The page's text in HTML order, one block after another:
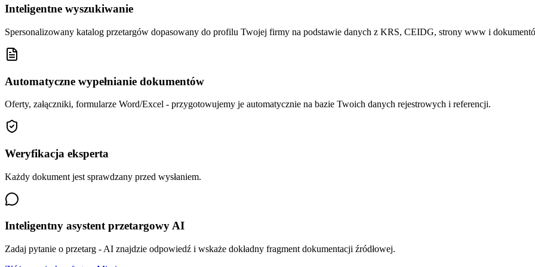
Inteligentne wyszukiwanie
Spersonalizowany katalog przetargów dopasowany do profilu Twojej firmy na podstawie danych z KRS, CEIDG, strony www i
Automatyczne wypełnianie dokumentów
Oferty, załączniki, formularze Word/Excel - przygotowujemy je automatycznie na bazie Twoich danych rejestrowych i referencji.
Weryfikacja eksperta
Każdy dokument jest sprawdzany przed wysłaniem.
Inteligentny asystent przetargowy AI
Zadaj pytanie o przetarg - AI znajdzie odpowiedź i wskaże dokładny fragment dokumentacji źródłowej.